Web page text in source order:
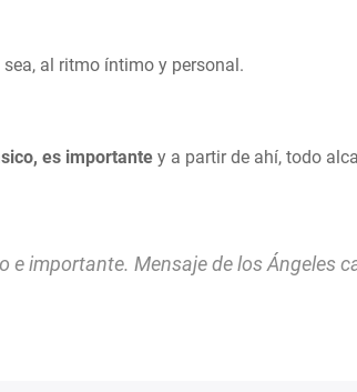
al ritmo íntimo y personal.
es importantey a partir de ahí, todo
e importante. Mensaje de los Ángeles